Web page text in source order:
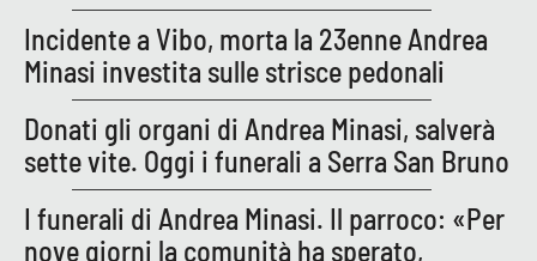
Incidente a Vibo, morta la 23enne Andrea
Minasi investita sulle strisce pedonali
Donati gli organi di Andrea Minasi, salverà
sette vite. Oggi i funerali a Serra San Bruno
I funerali di Andrea Minasi. Il parroco: «Per
nove giorni la comunità ha sperato,